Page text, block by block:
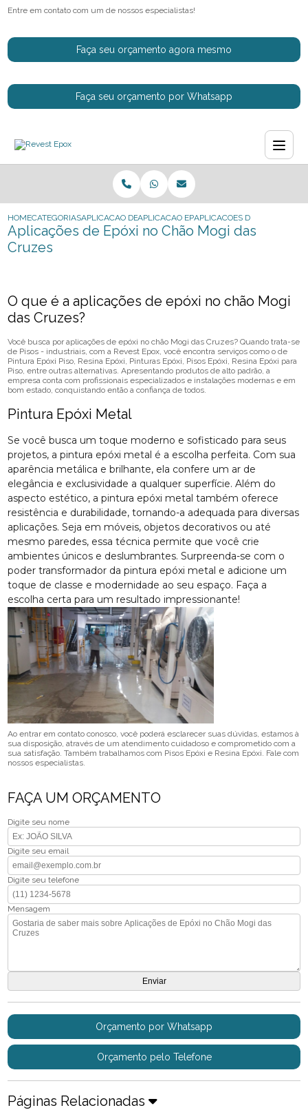
Entre em contato com um de nossos especialistas!
Faça seu orçamento agora mesmo
Faça seu orçamento por Whatsapp
HOMECATEGORIASAPLICACAO DE EPOXIAPLICACAO EPOXI PISO INDUSTRIAL
APLICACOES DE EPOXI NO
Aplicações de Epóxi no Chão Mogi das
Cruzes
O que é a aplicações de epóxi no chão Mogi
das Cruzes?
Você busca por aplicações de epóxi no chão Mogi das Cruzes? Quando trata-se
de Pisos - industriais, com a Revest Epox, você encontra serviços como o de
Pintura Epóxi Piso, Resina Epóxi, Pinturas Epóxi, Pisos Epóxi, Resina Epóxi para
Piso, entre outras alternativas. Apresentando produtos de alto padrão, a
empresa conta com profissionais especializados e instalações modernas e em
bom estado, conquistando então a confiança de todos.
Pintura Epóxi Metal
Se você busca um toque moderno e sofisticado para seus
projetos, a pintura epóxi metal é a escolha perfeita. Com sua
aparência metálica e brilhante, ela confere um ar de
elegância e exclusividade a qualquer superfície. Além do
aspecto estético, a pintura epóxi metal também oferece
resistência e durabilidade, tornando-a adequada para diversas
aplicações. Seja em móveis, objetos decorativos ou até
mesmo paredes, essa técnica permite que você crie
ambientes únicos e deslumbrantes. Surpreenda-se com o
poder transformador da pintura epóxi metal e adicione um
toque de classe e modernidade ao seu espaço. Faça a
escolha certa para um resultado impressionante!
Ao entrar em contato conosco, você poderá esclarecer suas dúvidas, estamos à
sua disposição, através de um atendimento cuidadoso e comprometido com a
sua satisfação. Também trabalhamos com Pisos Epóxi e Resina Epóxi. Fale com
nossos especialistas.
FAÇA UM ORÇAMENTO
Digite seu nome
Digite seu email
Digite seu telefone
Mensagem
Orçamento por Whatsapp
Orçamento pelo Telefone
Páginas Relacionadas